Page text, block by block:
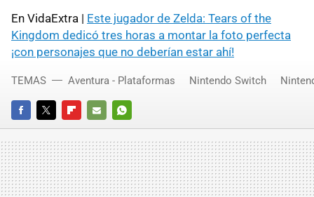
En VidaExtra | Este jugador de Zelda: Tears of the
Kingdom dedicó tres horas a montar la foto perfecta
¡con personajes que no deberían estar ahí!
FACEBOOKTWITTERFLIPBOARD
E-
MAIL
WHATSAPP
TEMAS Aventura - Plataformas Nintendo Switch